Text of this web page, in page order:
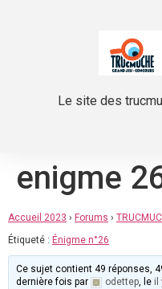
Le site des
enigme
Accueil 2023 › Forums ›
Étiqueté : Énigme n°26
Ce sujet contient 49 réponses,
dernière fois par
odettep, le il